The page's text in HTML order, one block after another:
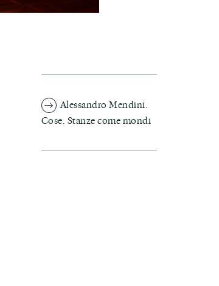
Alessandro Mendini.
Cose. Stanze come mondi